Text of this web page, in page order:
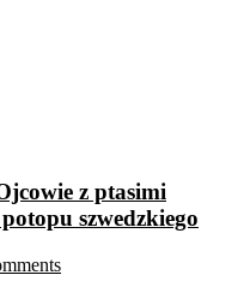
z ptasimi
szwedzkiego